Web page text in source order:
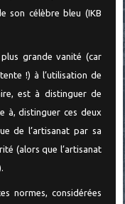
son célèbre bleu (IKB
grande vanité (car
!) à l’utilisation de
est à distinguer de
à, distinguer ces deux
de l’artisanat par sa
(alors que l’artisanat
normes, considérées